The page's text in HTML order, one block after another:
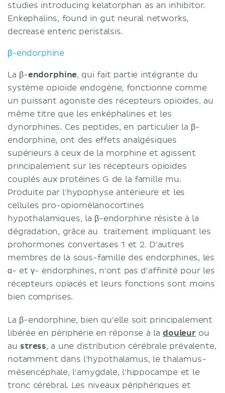
studies introducing kelatorphan as an inhibitor.
Enkephalins, found in gut neural networks,
decrease enteric peristalsis.
β-endorphine
La β-endorphine, qui fait partie intégrante du
système opioïde endogène, fonctionne comme
un puissant agoniste des récepteurs opioïdes, au
même titre que les enképhalines et les
dynorphines. Ces peptides, en particulier la β-
endorphine, ont des effets analgésiques
supérieurs à ceux de la morphine et agissent
principalement sur les récepteurs opioïdes
couplés aux protéines G de la famille mu.
Produite par l'hypophyse antérieure et les
cellules pro-opiomélanocortines
hypothalamiques, la β-endorphine résiste à la
dégradation, grâce au traitement impliquant les
prohormones convertases 1 et 2. D'autres
membres de la sous-famille des endorphines, les
α- et γ- endorphines, n'ont pas d'affinité pour les
récepteurs opiacés et leurs fonctions sont moins
bien comprises.
La β-endorphine, bien qu'elle soit principalement
libérée en périphérie en réponse à ladouleur ou
au stress, a une distribution cérébrale prévalente,
notamment dans l'hypothalamus, le thalamus-
mésencéphale, l'amygdale, l'hippocampe et le
tronc cérébral. Les niveaux périphériques et